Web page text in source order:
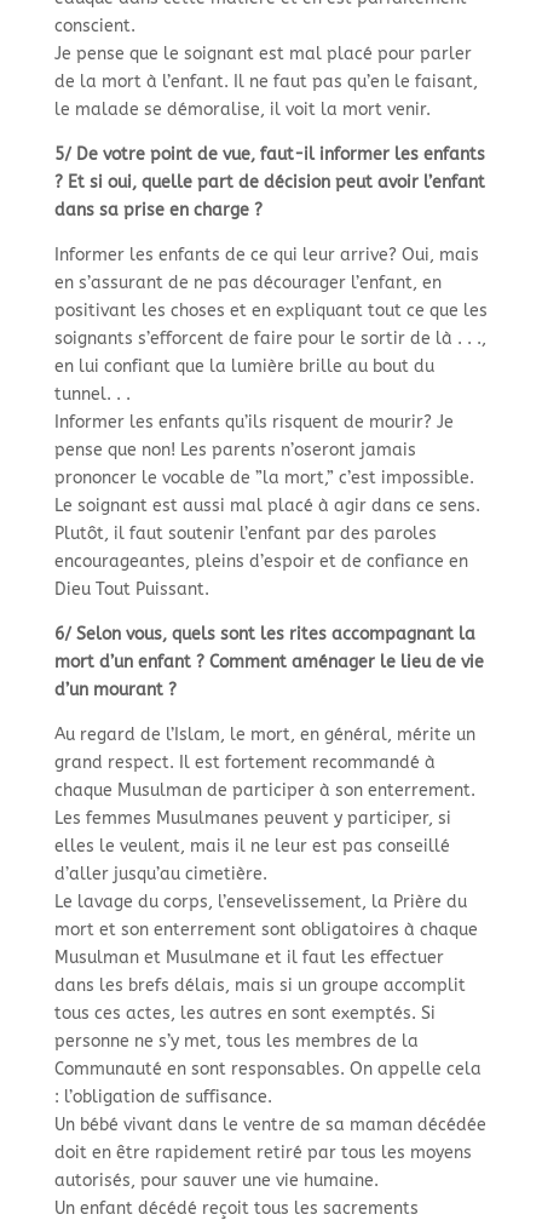
conscient.
Je pense que le soignant est mal placé pour parler
de la mort à l’enfant. Il ne faut pas qu’en le faisant,
le malade se démoralise, il voit la mort venir.
5/ De votre point de vue, faut-il informer les enfants
? Et si oui, quelle part de décision peut avoir l’enfant
dans sa prise en charge ?
Informer les enfants de ce qui leur arrive? Oui, mais
en s’assurant de ne pas décourager l’enfant, en
positivant les choses et en expliquant tout ce que les
soignants s’efforcent de faire pour le sortir de là . . .,
en lui confiant que la lumière brille au bout du
tunnel. . .
Informer les enfants qu’ils risquent de mourir? Je
pense que non! Les parents n’oseront jamais
prononcer le vocable de ”la mort,” c’est impossible.
Le soignant est aussi mal placé à agir dans ce sens.
Plutôt, il faut soutenir l’enfant par des paroles
encourageantes, pleins d’espoir et de confiance en
Dieu Tout Puissant.
6/ Selon vous, quels sont les rites accompagnant la
mort d’un enfant ? Comment aménager le lieu de vie
d’un mourant ?
Au regard de l’Islam, le mort, en général, mérite un
grand respect. Il est fortement recommandé à
chaque Musulman de participer à son enterrement.
Les femmes Musulmanes peuvent y participer, si
elles le veulent, mais il ne leur est pas conseillé
d’aller jusqu’au cimetière.
Le lavage du corps, l’ensevelissement, la Prière du
mort et son enterrement sont obligatoires à chaque
Musulman et Musulmane et il faut les effectuer
dans les brefs délais, mais si un groupe accomplit
tous ces actes, les autres en sont exemptés. Si
personne ne s’y met, tous les membres de la
Communauté en sont responsables. On appelle cela
: l’obligation de suffisance.
Un bébé vivant dans le ventre de sa maman décédée
doit en être rapidement retiré par tous les moyens
autorisés, pour sauver une vie humaine.
Un enfant décédé reçoit tous les sacrements